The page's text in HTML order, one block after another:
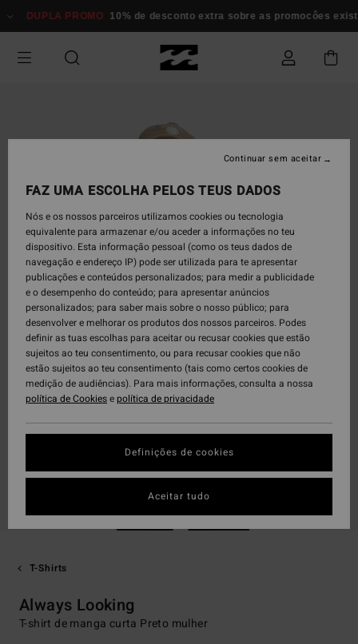
para
informação
DUPLA PROMO 10% de desconto extra sobre as promocôes
T-Shirts
Always Looking
T-shirt de manga curta Preto mulher
FAZ UMA ESCOLHA PELOS TEUS DADOS
Nós e os nossos parceiros utilizamos cookies ou tecnologia
equivalente para armazenar e/ou aceder a informações no teu
dispositivo. Esta informação pessoal (como os teus dados de
navegação e endereço IP) pode ser utilizada para te apresentar
publicações e conteúdos personalizados; para medir a publicidade
e o desempenho do conteúdo; para apresentar anúncios
personalizados; para saber mais sobre o nosso público; para
desenvolver e melhorar os produtos dos nossos parceiros. Podes
definir as tuas escolhas para aceitar ou recusar cookies que estão
sujeitos ao teu consentimento, ou para recusar cookies que não
estão sujeitos ao teu consentimento (tais como certos cookies de
medição de audiências). Para mais informações, consulta a nossa
política de Cookiesepolítica de privacidade
Definições de cookies
Continuar sem aceitar
Aceitar tudo